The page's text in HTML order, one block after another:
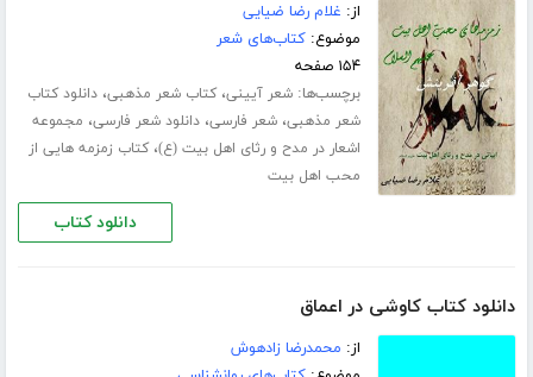
از: غلام رضا ضیایی
موضوع:کتاب‌های شعر
۱۵۴ صفحه
برچسب‌ها:شعر آیینی،کتاب شعر مذهبی،دانلود کتاب
شعر مذهبی،شعر فارسی،دانلود شعر فارسی، مجموعه
اشعار در مدح و رثای اهل بیت (ع)،کتاب زمزمه هایی از
محب اهل بیت
دانلود کتاب
دانلود کتاب کاوشی در اعماق
از: محمدرضا زادهوش